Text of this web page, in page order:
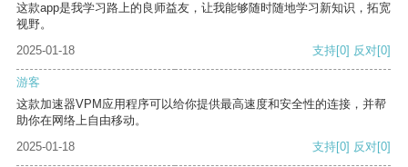
这款app是我学习路上的良师益友，让我能够随时随地学习新知识，拓宽
视野。
2025-01-18
支持[0] 反对[0]
游客
这款加速器VPM应用程序可以给你提供最高速度和安全性的连接，并帮
助你在网络上自由移动。
2025-01-18
支持[0] 反对[0]